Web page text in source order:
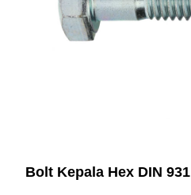
Bolt Kepala Hex DIN 931